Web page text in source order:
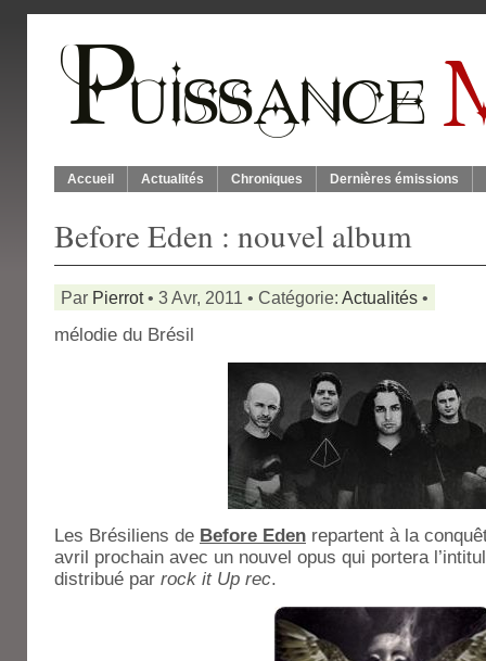
Accueil Actualités Chroniques Dernières émissions
Before Eden : nouvel album
Par Pierrot• 3 Avr, 2011 • Catégorie: Actualités •
mélodie du Brésil
Les Brésiliens de Before Eden repartent à la
avril prochain avec un nouvel opus qui portera
distribué par rock it Up rec.